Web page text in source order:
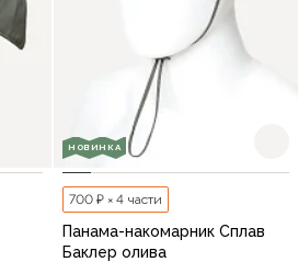
НОВИНКА
700 ₽ × 4 части
Панама-накомарник Сплав
Баклер олива